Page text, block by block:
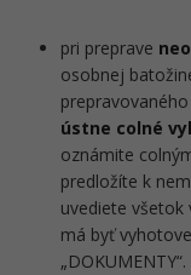
pri preprave
osobnej
ústne colné
oznámite
predložíte k
uvediete
má byť